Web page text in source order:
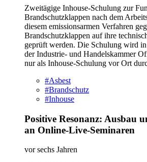
Zweitägige Inhouse-​Schulung zur
Brandschutzklappen nach dem
diesem emissionsarmen Verfahren
Brandschutzklappen auf ihre
geprüft werden. Die Schulung wird
der Industrie-​ und Handelskammer
nur als Inhouse-Schulung vor Ort
#Asbest
#Brandschutz
#Inhouse
Positive Resonanz: Ausbau
an Online-Live-Seminaren
vor sechs Jahren